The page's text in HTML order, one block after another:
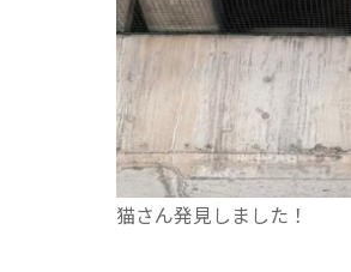
猫さん発見しました！